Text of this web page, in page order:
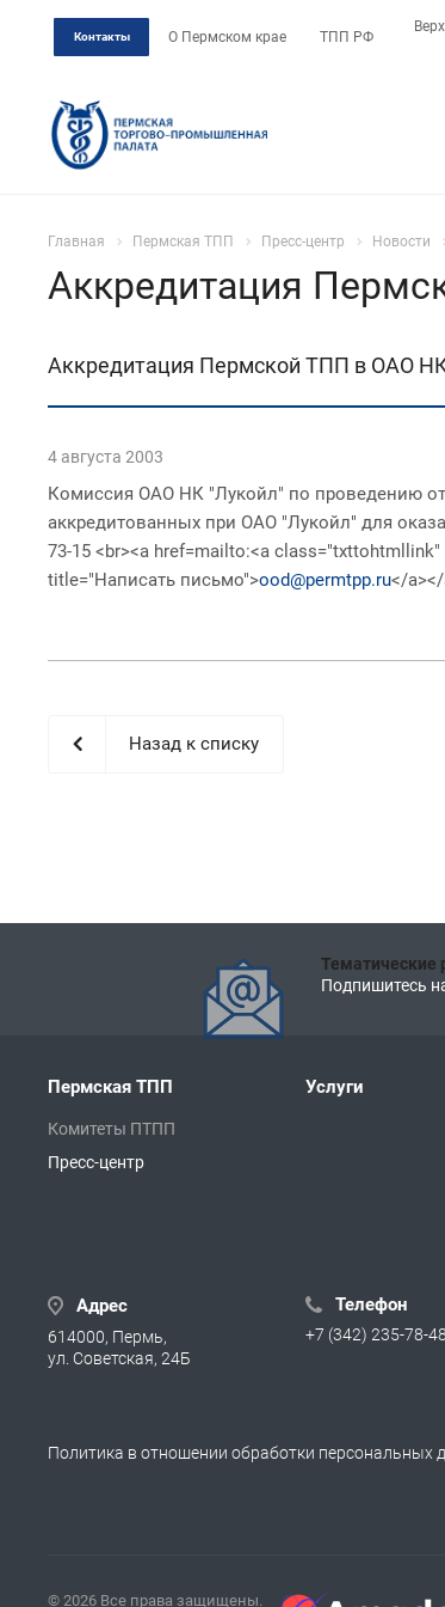
Контакты О Пермском крае ТПП РФ
Главная Пермская ТПП Пресс-центр Новости
Аккредитация
Аккредитация Пермской ТПП в ОАО
4 августа 2003
Комиссия ОАО НК "Лукойл" по проведению
аккредитованных при ОАО "Лукойл" для
73-15 <br><a href=mailto:<a
title="Написать письмо">ood@permtpp.ru</
Назад к списку
Тематические
Подпишитесь
Пермская ТПП
Комитеты ПТПП
Пресс-центр
Услуги
Адрес
614000, Пермь,
ул. Советская, 24Б
Телефон
+7 (342) 235-78-48
Политика в отношении обработки персональных
© 2026 Все права защищены.